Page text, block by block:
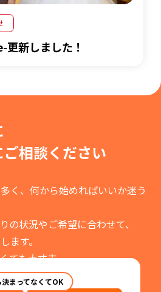
更新しました！
ご相談ください
く、何から始めればいいか迷う
の状況やご希望に合わせて、
ます。
ても大丈夫。
ださい。
まってなくてOK